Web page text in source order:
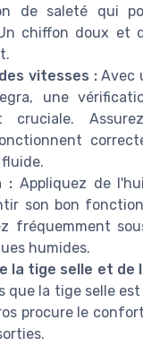
de saleté qui
chiffon doux et
vitesses :Avec
une
cruciale.
:Appliquez de
son bon
fréquemment
humides.
la tige selle et de
que la tige selle
procure le